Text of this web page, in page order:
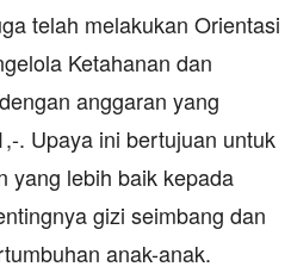
telah melakukan Orientasi
Ketahanan dan
anggaran yang
. Upaya ini bertujuan untuk
yang lebih baik kepada
gizi seimbang dan
anak-anak.